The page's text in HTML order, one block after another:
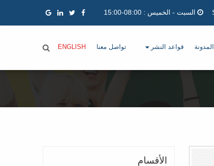
السبت - الخميس : 08:00-15:00
المدونة قواعد النشر تواصل معنا ENGLISH
الأقسام